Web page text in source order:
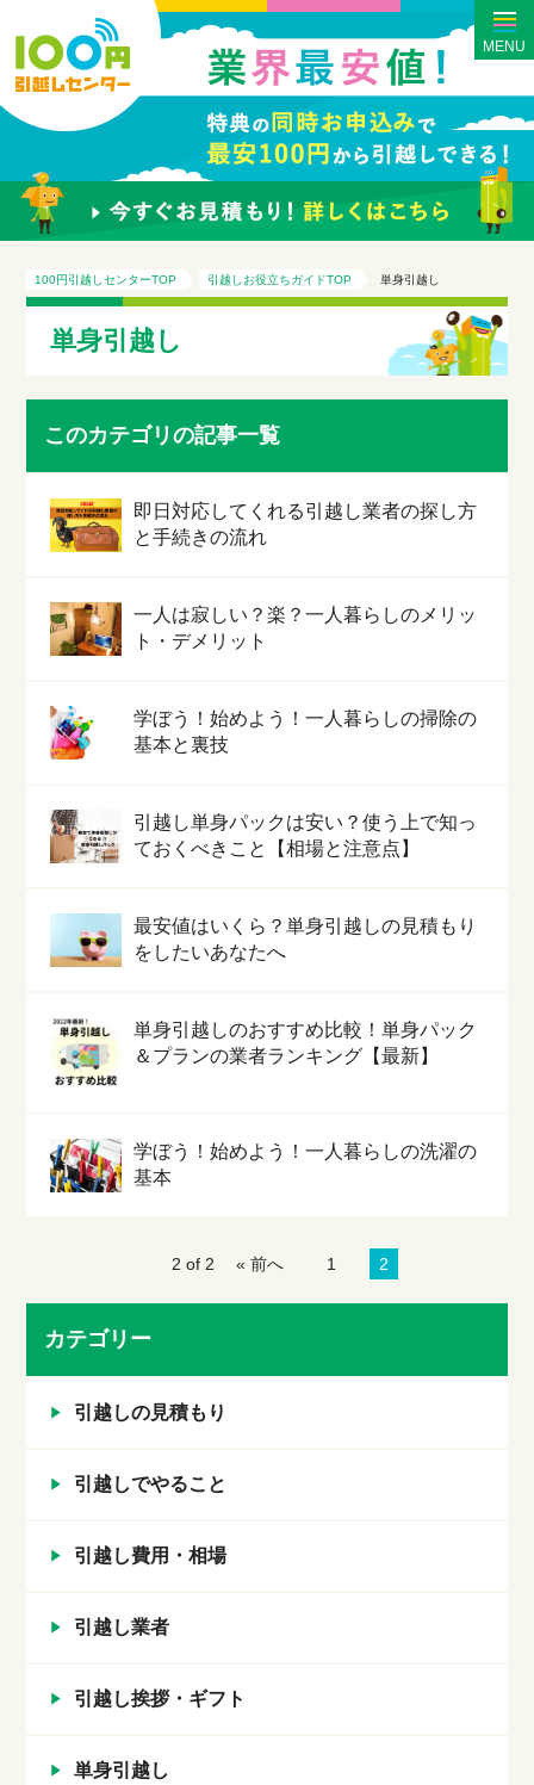
MENU
100円引越しセンターTOP 引越しお役立ちガイドTOP 単身引越し
単身引越し
このカテゴリの記事一覧
即日対応してくれる引越し業者の探し方
と手続きの流れ
一人は寂しい？楽？一人暮らしのメリッ
ト・デメリット
学ぼう！始めよう！一人暮らしの掃除の
基本と裏技
引越し単身パックは安い？使う上で知っ
ておくべきこと【相場と注意点】
最安値はいくら？単身引越しの見積もり
をしたいあなたへ
単身引越しのおすすめ比較！単身パック
＆プランの業者ランキング【最新】
学ぼう！始めよう！一人暮らしの洗濯の
基本
2 of 2 « 前へ 1 2
カテゴリー
引越しの見積もり
引越しでやること
引越し費用・相場
引越し業者
引越し挨拶・ギフト
単身引越し